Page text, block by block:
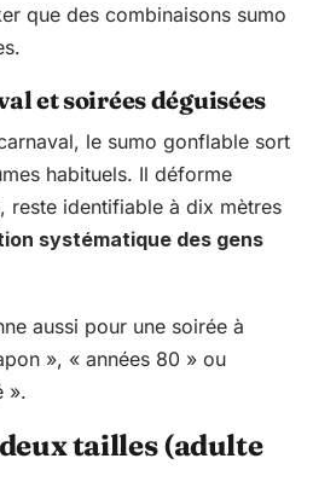
que des combinaisons sumo
et soirées déguisées
le sumo gonflable sort
habituels. Il déforme
reste identifiable à dix mètres
systématique des gens
aussi pour une soirée à
», « années 80 » ou
».
tailles (adulte